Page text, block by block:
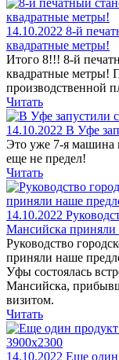
14.10.2022 8-й
квадратные метры!
Итого 8!!! 8-й
квадратные метры!
производственной
Читать
14.10.2022 В Уфе
Это уже 7-я машина
еще не предел!
Читать
14.10.2022
Мансийска приняли
Руководство
приняли наше
Уфы состоялась
Мансийска,
визитом.
Читать
14.10.2022 Еще один